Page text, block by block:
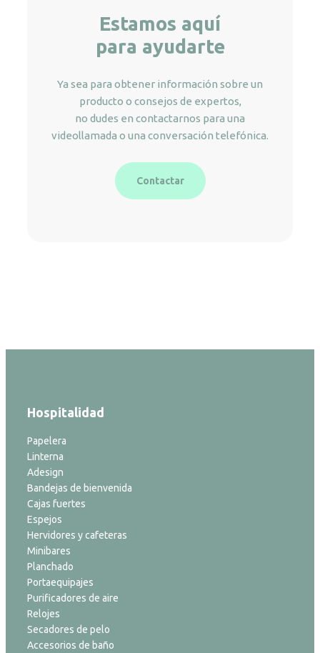
Estamos aquí
para ayudarte
Ya sea para obtener información sobre un
producto o consejos de expertos,
no dudes en contactarnos para una
videollamada o una conversación telefónica.
Contactar
Hospitalidad
Papelera
Linterna
Adesign
Bandejas de bienvenida
Cajas fuertes
Espejos
Hervidores y cafeteras
Minibares
Planchado
Portaequipajes
Purificadores de aire
Relojes
Secadores de pelo
Accesorios de baño